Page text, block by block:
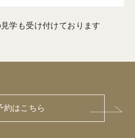
学も受け付けております
約はこちら